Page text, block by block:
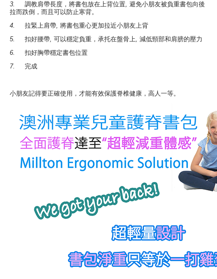
3. 調教肩帶長度，將書包放在上背位置, 避免小朋友被負重書包向後
拉而跌倒，而且可以防止寒背。
4. 拉緊上肩帶, 將書包重心更加拉近小朋友上背
5. 扣好腰帶, 可以穩定負重，承托在盤骨上, 減低頸部和肩膀的壓力
6. 扣好胸帶穩定書包位置
7. 完成
小朋友記得要正確使用，才能有效保護脊椎健康，高人一等。